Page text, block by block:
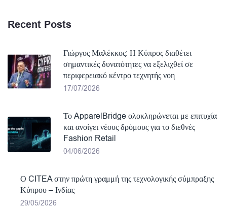
Recent Posts
Γιώργος Μαλέκκος: Η Κύπρος διαθέτει
σημαντικές δυνατότητες να εξελιχθεί σε
περιφερειακό κέντρο τεχνητής νοη
17/07/2026
Το ApparelBridge ολοκληρώνεται με επιτυχία
και ανοίγει νέους δρόμους για το διεθνές
Fashion Retail
04/06/2026
Ο CITEA στην πρώτη γραμμή της τεχνολογικής σύμπραξης
Κύπρου – Ινδίας
29/05/2026